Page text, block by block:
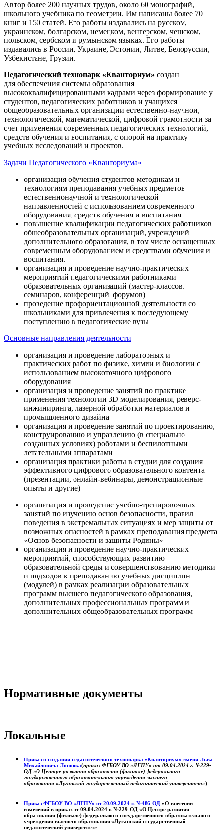
Автор более 200 научных трудов, около 60 монографий,
школьного учебника по геометрии. Им написаны более 70
книг и 150 статей. Его работы издавались на русском,
украинском, болгарском, немецком, венгерском, чешском,
польском, сербском и румынском языках. Его работы
издавались в России, Украине, Эстонии, Литве, Белоруссии,
Узбекистане, Грузии.
Педагогический технопарк «Кванториум» создан
для обеспечения системы образования
высококвалифицированными кадрами через формирование у
студентов, педагогических работников и учащихся
общеобразовательных организаций естественно-научной,
технологической, математической, цифровой грамотности за
счет применения современных педагогических технологий,
средств обучения и воспитания, с опорой на практику
учебных исследований и проектов.
Задачи Педагогического «Кванториума»
организация обучения студентов методикам и
технологиям преподавания учебных предметов
естественнонаучной и технологической
направленностей с использованием современного
оборудования, средств обучения и воспитания.
повышение квалификации педагогических работников
общеобразовательных организаций, учреждений
дополнительного образования, в том числе оснащенных
современным оборудованием и средствами обучения и
воспитания.
организация и проведение научно-практических
мероприятий педагогическими работниками
образовательных организаций (мастер-классов,
семинаров, конференций, форумов)
проведение профориентационной деятельности со
школьниками для привлечения к последующему
поступлению в педагогические вузы
Основные направления деятельности
организация и проведение лабораторных и
практических работ по физике, химии и биологии с
использованием высокоточного цифрового
оборудования
организация и проведение занятий по практике
применения технологий 3D моделирования, реверс-
инжиниринга, лазерной обработки материалов и
промышленного дизайна
организация и проведение занятий по проектированию,
конструированию и управлению (в специально
созданных условиях) роботами и беспилотными
летательными аппаратами
организация практики работы в студии для создания
эффективного цифрового образовательного контента
(презентации, онлайн-вебинары, демонстрационные
опыты и другие)
организация и проведение учебно-тренировочных
занятий по изучению основ безопасности, правил
поведения в экстремальных ситуациях и мер защиты от
возможных опасностей в рамках преподавания предмета
«Основ безопасности и защиты Родины»
организация и проведение научно-практических
мероприятий, способствующих развитию
образовательной среды и совершенствованию методики
и подходов к преподаванию учебных дисциплин
(модулей) в рамках реализации образовательных
программ высшего педагогического образования,
дополнительных профессиональных программ и
дополнительных общеобразовательных программ
Нормативные документы
Локальные
Приказ о создании педагогического технопарка «Кванториум» имени Льва
Михайловича Лоповка(приказ ФГБОУ ВО «ЛГПУ» от 09.04.2024 г. №229-
ОД «О Центре развития образования (филиале) федерального
государственного образовательного учреждения высшего
образования «Луганский государственный педагогический университет»)
Приказ ФГБОУ ВО «ЛГПУ» от 20.09.2024 г. №486-ОД «О внесении
изменений в приказ от 09.04.2024 г. №229-ОД «О Центре развития
образования (филиале) федерального государственного образовательного
учреждения высшего образования «Луганский государственный
педагогический университет»